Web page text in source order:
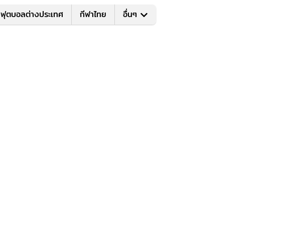
ฟุตบอลต่างประเทศ กีฬาไทย อื่นๆ